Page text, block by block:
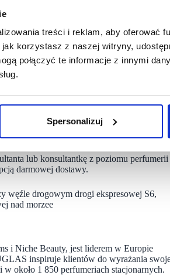
treści i reklam, aby oferować
korzystasz z naszej witryny,
połączyć te informacje z innymi
Spersonalizuj
mapie Polski. Wychodząc naprzeciw
przestrzeni, jak i doboru oferty
doświadczeniem. Asortyment jest
bardzo popularne i pożądane
zakupowego” – mówi Magdalena
odpowiednich produktów w
zaawansowanych konsultacji stanu skóry
makijaż. Klienci mogą skorzystać z
lub konsultantkę z poziomu perfumerii
darmowej dostawy.
węźle drogowym drogi ekspresowej S6,
nad morzee
i Niche Beauty, jest liderem w Europie
inspiruje klientów do wyrażania
około 1 850 perfumeriach stacjonarnych.